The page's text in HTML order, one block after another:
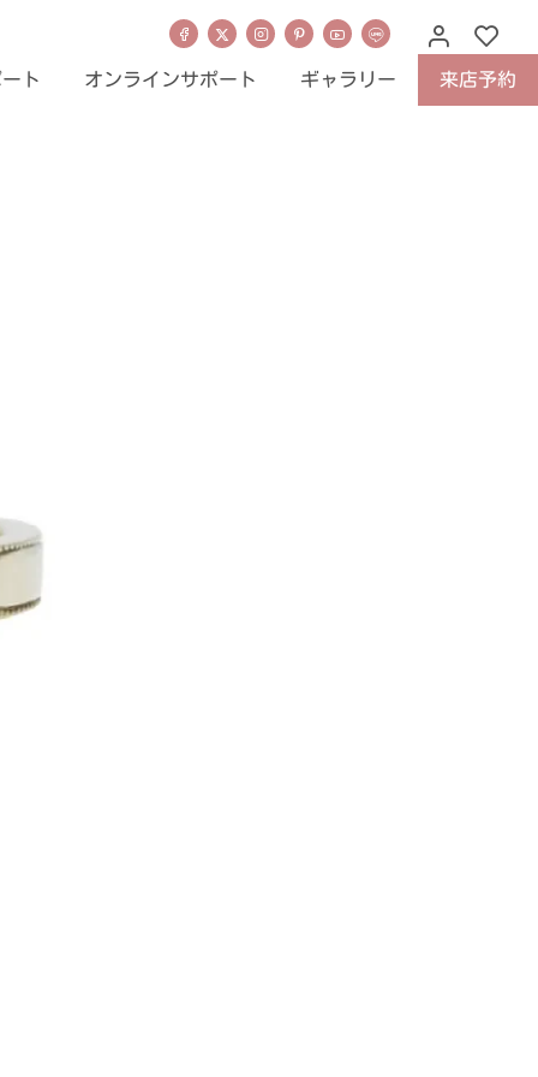
ト オンラインサポート ギャラリー 来店予約